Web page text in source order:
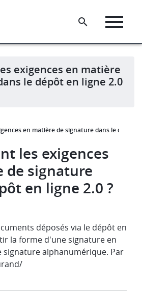
exigences en matière
le dépôt en ligne 2.0
en matière de signature dans le dépôt
les exigences
de signature
en ligne 2.0 ?
déposés via le dépôt en
la forme d'une signature en
signature alphanumérique. Par